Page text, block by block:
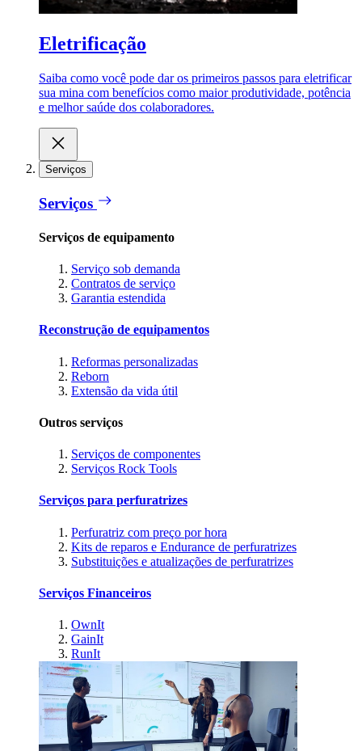
Eletrificação
Saiba como você pode dar os primeiros passos para eletrificar
sua mina com benefícios como maior produtividade, potência
e melhor saúde dos colaboradores.
Serviços
Serviços
Serviços de equipamento
Serviço sob demanda
Contratos de serviço
Garantia estendida
Reconstrução de equipamentos
Reformas personalizadas
Reborn
Extensão da vida útil
Outros serviços
Serviços de componentes
Serviços Rock Tools
Serviços para perfuratrizes
Perfuratriz com preço por hora
Kits de reparos e Endurance de perfuratrizes
Substituições e atualizações de perfuratrizes
Serviços Financeiros
OwnIt
GainIt
RunIt